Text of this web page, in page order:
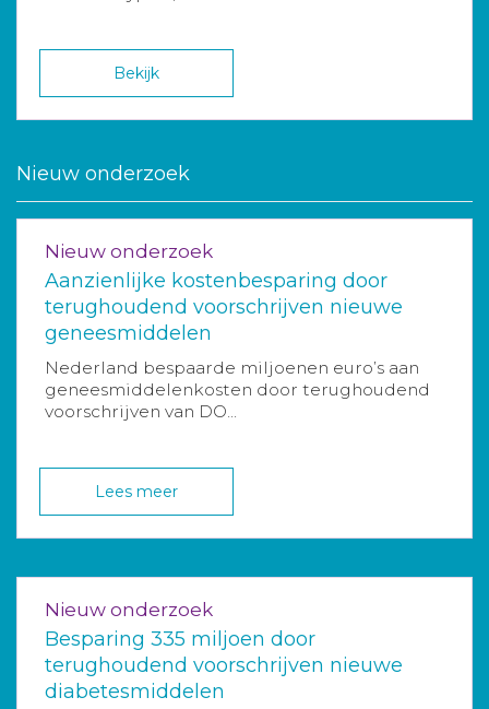
Bekijk
Nieuw onderzoek
Nieuw onderzoek
Aanzienlijke kostenbesparing door
terughoudend voorschrijven nieuwe
geneesmiddelen
Nederland bespaarde miljoenen euro’s aan
geneesmiddelenkosten door terughoudend
voorschrijven van DO...
Lees meer
Nieuw onderzoek
Besparing 335 miljoen door
terughoudend voorschrijven nieuwe
diabetesmiddelen